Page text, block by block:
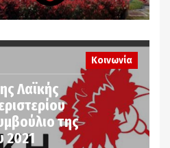
Κοινωνία
Λαϊκής
της
2021